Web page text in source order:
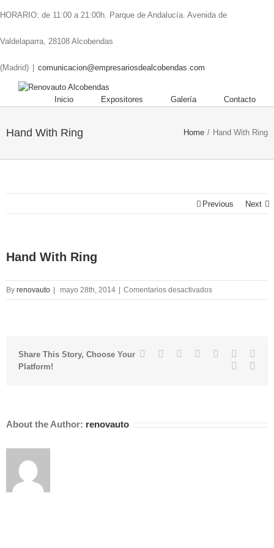
HORARIO: de 11:00 a 21:00h. Parque de Andalucía. Avenida de
Valdelaparra, 28108 Alcobendas
(Madrid) comunicacion@empresariosdealcobendas.com
Inicio Expositores Galería Contacto
Hand With Ring Home / Hand With Ring
Previous Next
Hand With Ring
By renovauto mayo 28th, 2014 Comentarios desactivadosen
Hand
Share This Story, Choose Your
Platform!
Facebook
TwitterLinkedin
Reddit TumblrGoogle+
About the Author: renovauto